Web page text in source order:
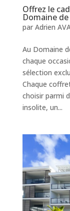
Offrez le
Domaine
par Adrien
Au Domaine
chaque
sélection
Chaque
choisir parmi
insolite, un...